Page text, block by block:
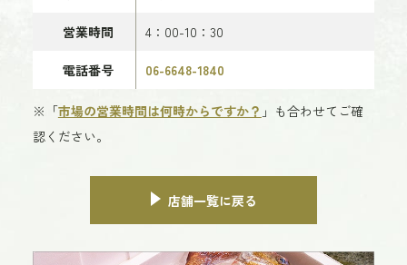
営業時間 4：00-10：30
電話番号 06-6648-1840
※「市場の営業時間は何時からですか？ 」も合わせてご確
認ください。
店舗一覧に戻る